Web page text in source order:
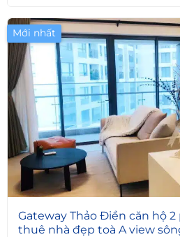
Mới nhất
5
Gateway Thảo Điền căn hộ
thuê nhà đẹp toà A view